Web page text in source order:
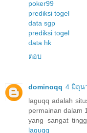
poker99
prediksi togel
data sgp
prediksi togel
data hk
ตอบ
dominoqq 4 มิถุน
laguqq adalah
permainan dalam
yang sangat
laguqq